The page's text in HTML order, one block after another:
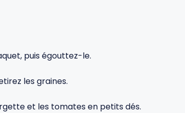
puis égouttez-le.
les graines.
et les tomates en petits dés.